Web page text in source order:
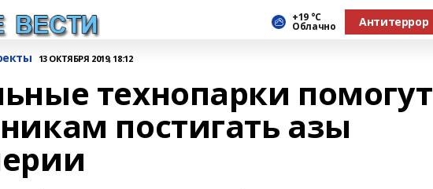
+19 °С
Облачно Антитеррор
13 ОКТЯБРЯ 2019, 18:12
технопарки помогут
постигать азы